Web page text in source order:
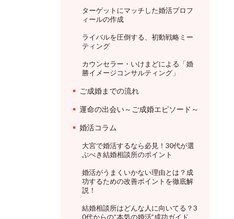
ターゲットにマッチした婚活プロフ
ィールの作成
ライバルを圧倒する、初動戦略ミー
ティング
カウンセラー・いけまどによる「婚
勝イメージコンサルティング」
ご成婚までの流れ
運命の出会い～ご成婚エピソード～
婚活コラム
大宮で婚活するなら必見！30代が選
ぶべき結婚相談所のポイント
婚活がうまくいかない理由とは？成
功するための改善ポイントを徹底解
説！
結婚相談所はどんな人に向いてる？3
0代からの“本気の婚活”成功ガイド